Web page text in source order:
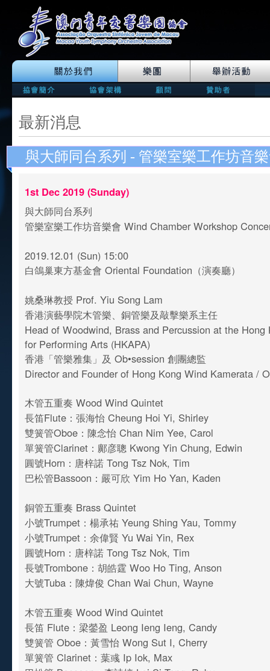
最新消息
與大師同台系列 - 管樂室樂工作坊音
1st Dec 2019 (Sunday)
與大師同台系列
管樂室樂工作坊音樂會 Wind Chamber Workshop
2019.12.01 (Sun) 15:00
白鴿巢東方基金會 Oriental Foundation（演奏廳）
姚桑琳教授 Prof. Yiu Song Lam
香港演藝學院木管樂、銅管樂及敲擊樂系主任
Head of Woodwind, Brass and Percussion at the Hong
for Performing Arts (HKAPA)
香港「管樂雅集」及 Ob•session 創團總監
Director and Founder of Hong Kong Wind Kamerata /
木管五重奏 Wood Wind Quintet
長笛Flute：張海怡 Cheung Hoi Yi, Shirley
雙簧管Oboe：陳念怡 Chan Nim Yee, Carol
單簧管Clarinet：鄺彦聰 Kwong Yin Chung, Edwin
圓號Horn：唐梓諾 Tong Tsz Nok, Tim
巴松管Bassoon：嚴可欣 Yim Ho Yan, Kaden
銅管五重奏 Brass Quintet
小號Trumpet：楊承祐 Yeung Shing Yau, Tommy
小號Trumpet：余偉賢 Yu Wai Yin, Rex
圓號Horn：唐梓諾 Tong Tsz Nok, Tim
長號Trombone：胡皓霆 Woo Ho Ting, Anson
大號Tuba：陳煒俊 Chan Wai Chun, Wayne
木管五重奏 Wood Wind Quintet
長笛 Flute：梁鎣盈 Leong Ieng Ieng, Candy
雙簧管 Oboe：黃雪怡 Wong Sut I, Cherry
單簧管 Clarinet：葉彧 Ip Iok, Max